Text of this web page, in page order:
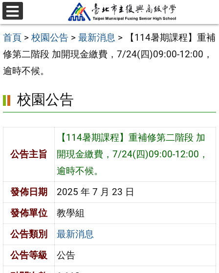
跳
至
主
要
內
區
選
單
首頁 > 校園公告 > 最新消息 >
【114暑期課程】重補
修第二階段 加開現金繳費，7/24(四)09:00-12:00，
逾時不候。
校園公告
公告主旨
【114暑期課程】重補修第二階段 加
開現金繳費，7/24(四)09:00-12:00，
逾時不候。
發佈日期
2025 年 7 月 23 日
發佈單位
教學組
公告類別
最新消息
公告等級
公告